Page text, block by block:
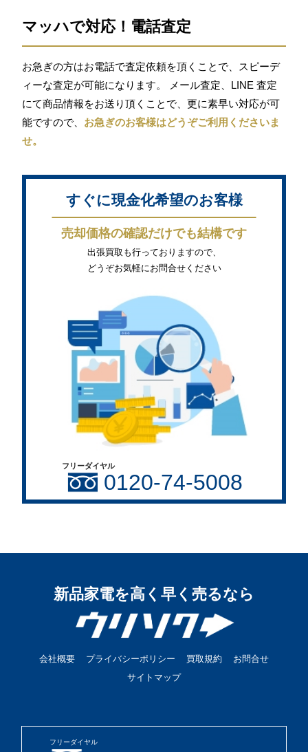
マッハで対応！電話査定
お急ぎの方はお電話で査定依頼を頂くことで、スピーデ
ィーな査定が可能になります。 メール査定、LINE 査定
にて商品情報をお送り頂くことで、更に素早い対応が可
能ですので、 お急ぎのお客様はどうぞご利用くださいま
せ。
すぐに現金化希望のお客様
売却価格の確認だけでも結構です
出張買取も行っておりますので、
どうぞお気軽にお問合せください
フリーダイヤル
0120-74-5008
新品家電を高く早く売るなら
会社概要 プライバシーポリシー 買取規約
お問合せ
サイトマップ
フリーダイヤル